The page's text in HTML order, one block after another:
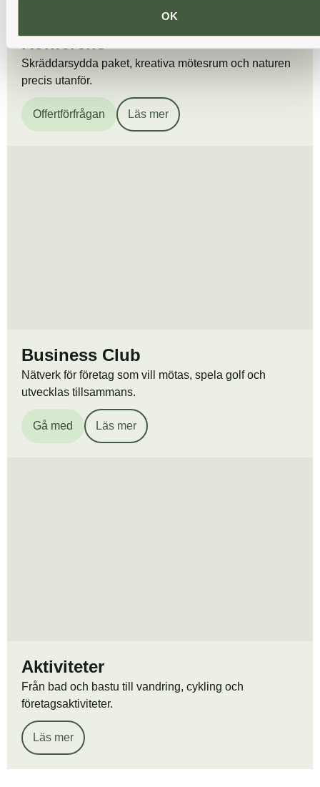
OK
Konferens
Skräddarsydda paket, kreativa mötesrum och naturen
precis utanför.
Offertförfrågan Läs mer
Business Club
Nätverk för företag som vill mötas, spela golf och
utvecklas tillsammans.
Gå med Läs mer
Aktiviteter
Från bad och bastu till vandring, cykling och
företagsaktiviteter.
Läs mer